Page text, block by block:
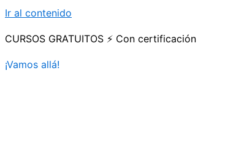
Ir al contenido
CURSOS GRATUITOS ⚡ Con certificación
¡Vamos allá!